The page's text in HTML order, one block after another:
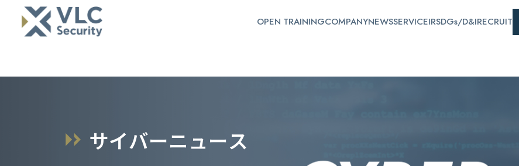
OPEN TRAININGCOMPANYNEWSSERVICEIRSDGs/D&IRECRUIT
サイバーニュース